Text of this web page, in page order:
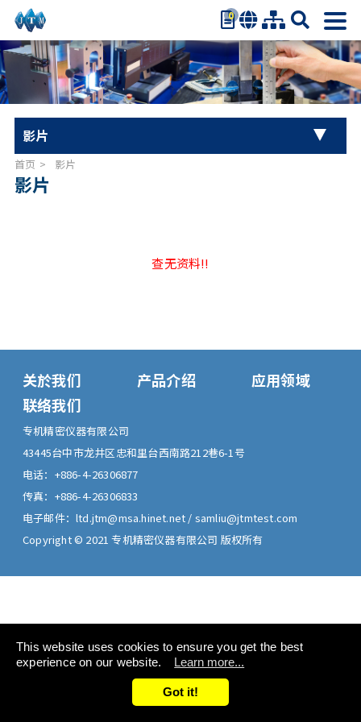
0
繁体中文
简体中文
English
日本语
影片
首页 影片
影片
查无资料!!
关於我们 产品介绍
应用领域
联络我们
专机精密仪器有限公司
43445台中市龙井区忠和里台西南路212巷6-1号
电话： +886-4-26306877
传真： +886-4-26306833
电子邮件： ltd.jtm@msa.hinet.net / samliu@jtmtest.com
Copyright © 2021 专机精密仪器有限公司 版权所有
This website uses cookies to ensure you get the best
experience on our website.
Learn more...
Got it!